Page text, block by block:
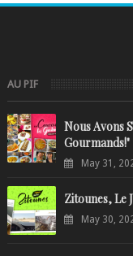
AU PIF
Nous Avons
Gourmands!"
May 31,
Zitounes, Le
May 30,